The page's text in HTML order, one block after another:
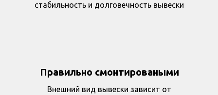
Внешний вид вывески зависит от
Правильно смонтироваными
стабильность и долговечность вывески